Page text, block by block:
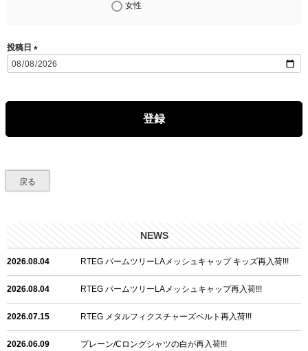
女性
投稿日
(
)
登録
戻る
NEWS
2026.08.04 RTEG パームツリーLAメッシュキャップ キッズ再入荷!!!
2026.08.04 RTEG パームツリーLAメッシュキャップ再入荷!!!
2026.07.15 RTEG メタルフィクスチャーズベルト再入荷!!!
2026.06.09 プレーン/Cロングシャツの白が再入荷!!!